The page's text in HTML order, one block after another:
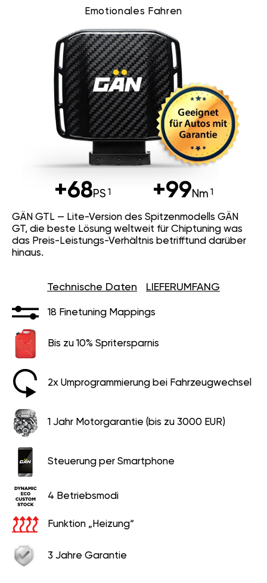
Emotionales Fahren
+68PS +99Nm
GÄN GTL — Lite-Version des Spitzenmodells GÄN
GT, die beste Lösung weltweit für Chiptuning was
das Preis-Leistungs-Verhältnis betrifftund darüber
hinaus.
Technische Daten LIEFERUMFANG
18 Finetuning Mappings
Bis zu 10% Spritersparnis
2x Umprogrammierung bei Fahrzeugwechsel
1 Jahr Motorgarantie (bis zu 3000 EUR)
Steuerung per Smartphone
4 Betriebsmodi
Funktion „Heizung“
3 Jahre Garantie